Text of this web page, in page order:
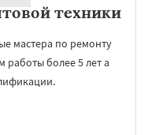
техники
мастера по ремонту
работы более 5 лет а